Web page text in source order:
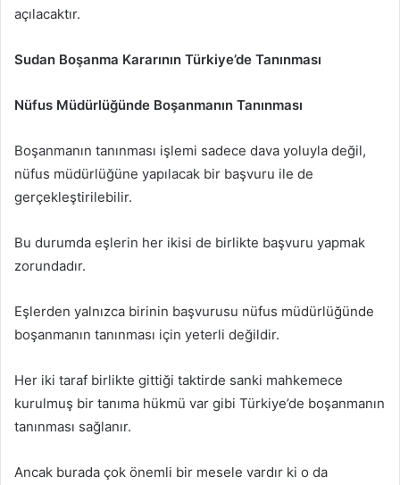
açılacaktır.
Sudan Boşanma Kararının Türkiye’de Tanınması
Nüfus Müdürlüğünde Boşanmanın Tanınması
Boşanmanın tanınması işlemi sadece dava yoluyla değil,
nüfus müdürlüğüne yapılacak bir başvuru ile de
gerçekleştirilebilir.
Bu durumda eşlerin her ikisi de birlikte başvuru yapmak
zorundadır.
Eşlerden yalnızca birinin başvurusu nüfus müdürlüğünde
boşanmanın tanınması için yeterli değildir.
Her iki taraf birlikte gittiği taktirde sanki mahkemece
kurulmuş bir tanıma hükmü var gibi Türkiye’de boşanmanın
tanınması sağlanır.
Ancak burada çok önemli bir mesele vardır ki o da